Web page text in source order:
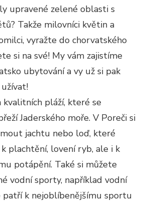
upravené zelené oblasti s
Takže milovníci květin a
vyražte do chorvatského
si na své! My vám zajistíme
ubytování a vy už si pak
kvalitních pláží, které se
Jaderského moře. V Poreči si
jachtu nebo loď, které
plachtění, lovení ryb, ale i k
potápění. Také si můžete
vodní sporty, například vodní
patří k nejoblíbenějšímu sportu